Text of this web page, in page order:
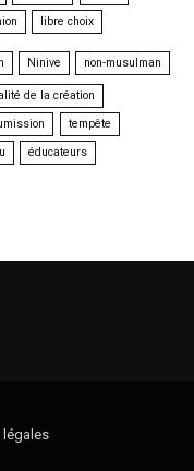
libre choix
Ninive non-musulman
de la création
tempête
éducateurs